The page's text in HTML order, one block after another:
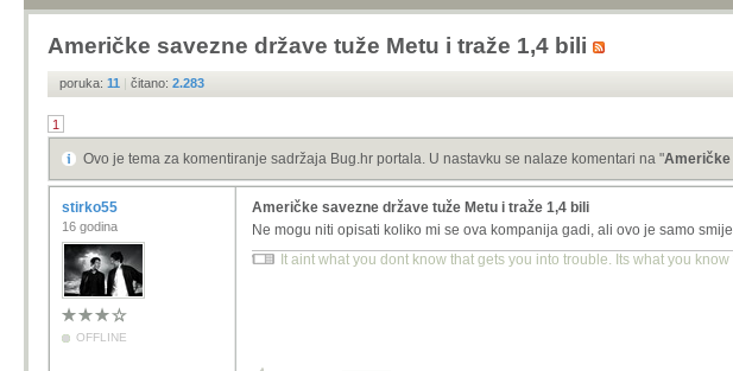
Američke savezne države tuže Metu i traže 1,4 bili
poruka: 11 | čitano: 2.283
1
Ovo je tema za komentiranje sadržaja Bug.hr portala. U nastavku se nalaze komentari na "Američke
stirko55
16 godina
OFFLINE
Američke savezne države tuže Metu i traže 1,4 bili
Ne mogu niti opisati koliko mi se ova kompanija gadi, ali ovo je samo
It aint what you dont know that gets you into trouble. Its what you